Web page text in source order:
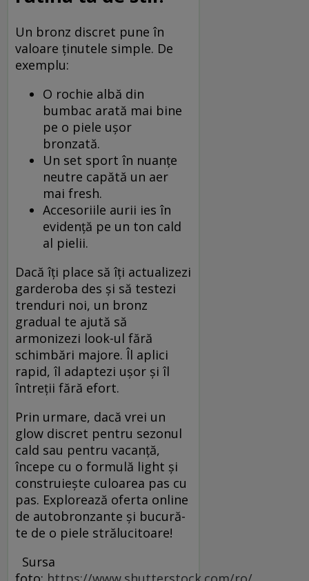
Un bronz discret pune în
valoare ținutele simple. De
exemplu:
O rochie albă din
bumbac arată mai bine
pe o piele ușor
bronzată.
Un set sport în nuanțe
neutre capătă un aer
mai fresh.
Accesoriile aurii ies în
evidență pe un ton cald
al pielii.
Dacă îți place să îți actualizezi
garderoba des și să testezi
trenduri noi, un bronz
gradual te ajută să
armonizezi look-ul fără
schimbări majore. Îl aplici
rapid, îl adaptezi ușor și îl
întreții fără efort.
Prin urmare, dacă vrei un
glow discret pentru sezonul
cald sau pentru vacanță,
începe cu o formulă light și
construiește culoarea pas cu
pas. Explorează oferta online
de autobronzante și bucură-
te de o piele strălucitoare!
Sursa